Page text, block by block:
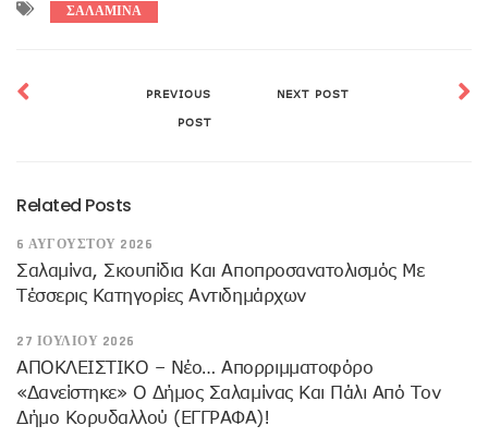
ΣΑΛΑΜΙΝΑ
PREVIOUS
POST
NEXT POST
Related Posts
6 ΑΥΓΟΎΣΤΟΥ 2026
Σαλαμίνα, Σκουπίδια Και Αποπροσανατολισμός Με
Τέσσερις Κατηγορίες Αντιδημάρχων
27 ΙΟΥΛΊΟΥ 2026
ΑΠΟΚΛΕΙΣΤΙΚΟ – Νέο… Απορριμματοφόρο
«δανείστηκε» Ο Δήμος Σαλαμίνας Και Πάλι Από Τον
Δήμο Κορυδαλλού (ΕΓΓΡΑΦΑ)!